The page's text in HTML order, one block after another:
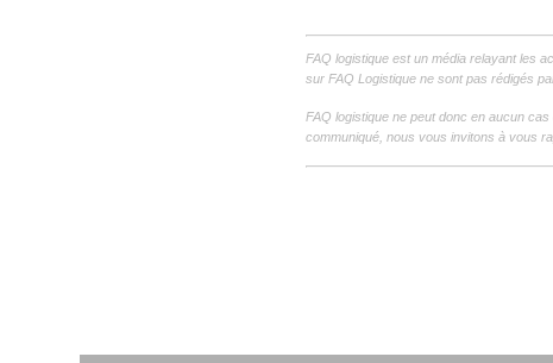
FAQ logistique est un média relayant les
sur FAQ Logistique ne sont pas rédigés
FAQ logistique ne peut donc en aucun
communiqué, nous vous invitons à vous